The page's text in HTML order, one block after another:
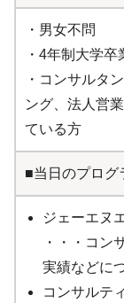
・男女不問
・4年制大学卒
・コンサルタ
ング、法人営
ている方
■当日のプログ
ジェーエヌ
・・・コン
実績などに
コンサルテ